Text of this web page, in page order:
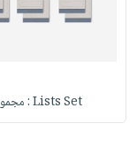
Lists Set : مجموعة